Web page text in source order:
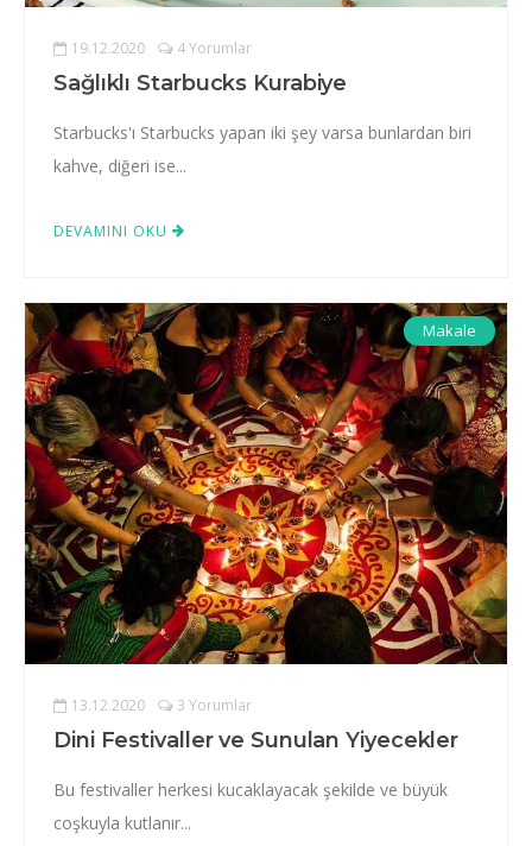
19.12.2020 4 Yorumlar
Sağlıklı Starbucks Kurabiye
Starbucks'ı Starbucks yapan iki şey varsa bunlardan biri
kahve, diğeri ise...
DEVAMINI OKU
Makale
13.12.2020 3 Yorumlar
Dini Festivaller ve Sunulan Yiyecekler
Bu festivaller herkesi kucaklayacak şekilde ve büyük
coşkuyla kutlanır...